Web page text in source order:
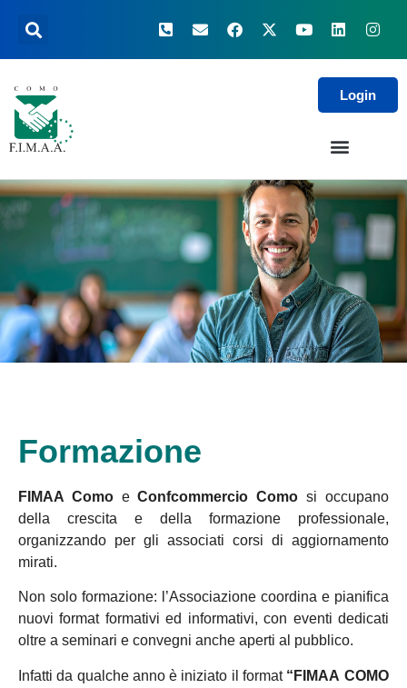
Login
Formazione
FIMAA Como e Confcommercio Como si occupano
della crescita e della formazione professionale,
organizzando per gli associati corsi di aggiornamento
mirati.
Non solo formazione: l’Associazione coordina e pianifica
nuovi format formativi ed informativi, con eventi dedicati
oltre a seminari e convegni anche aperti al pubblico.
Infatti da qualche anno è iniziato il format “FIMAA COMO